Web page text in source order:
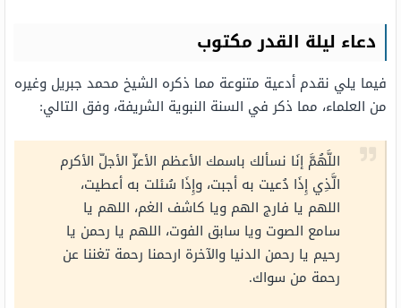
دعاء ليلة القدر مكتوب
فيما يلي نقدم أدعية متنوعة مما ذكره الشيخ محمد جبريل وغيره
من العلماء، مما ذكر في السنة النبوية الشريفة، وفق التالي:
اللَّهُمَّ إنَا نسألك باسمك الأعظم الأعزّ الأجلّ الأكرم
الَّذِي إِذَا دُعيت به أجبت، وإِذَا سُئلت به أعطيت،
اللهم يا فارج الهم ويا كاشف الغم، اللهم يا
سامع الصوت ويا سابق الفوت، اللهم يا رحمن يا
رحيم يا رحمن الدنيا والآخرة ارحمنا رحمة تغننا عن
رحمة من سواك.